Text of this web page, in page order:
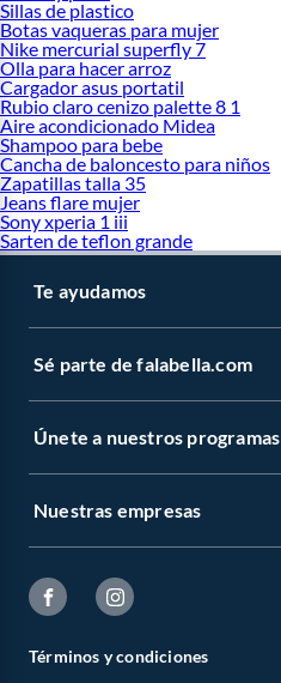
Sillas de plastico
Botas vaqueras para mujer
Nike mercurial superfly 7
Olla para hacer arroz
Cargador asus portatil
Rubio claro cenizo palette 8 1
Aire acondicionado Midea
Shampoo para bebe
Cancha de baloncesto para niños
Zapatillas talla 35
Jeans flare mujer
Sony xperia 1 iii
Sarten de teflon grande
Te ayudamos
Sé parte de falabella.com
Únete a nuestros programas
Nuestras empresas
Términos y condiciones